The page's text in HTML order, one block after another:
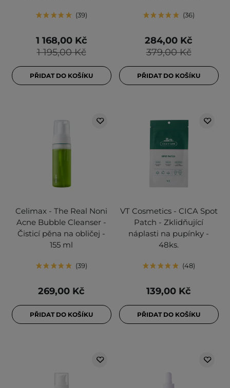
39
1 195,00 Kč
1 168,00 Kč
PŘIDAT DO KOŠÍKU
36
379,00 Kč
284,00 Kč
PŘIDAT DO KOŠÍKU
Celimax - The Real Noni
Acne Bubble Cleanser -
Čisticí pěna na obličej -
155 ml
39
269,00 Kč
PŘIDAT DO KOŠÍKU
VT Cosmetics - CICA Spot
Patch - Zklidňující
náplasti na pupínky -
48ks.
48
139,00 Kč
PŘIDAT DO KOŠÍKU